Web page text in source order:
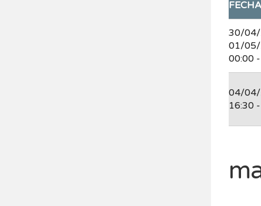
30/
01/
00:00
04/
16:30